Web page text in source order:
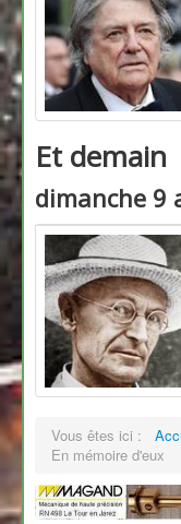
Et demain
dimanche 9
Vous êtes ici :
En mémoire d'eux